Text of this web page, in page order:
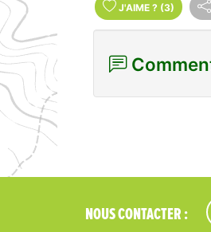
J'AIME ? (3)
NOUS CONTACTER :